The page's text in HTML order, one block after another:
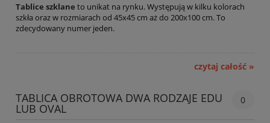
Tablice szklane to unikat na rynku. Występują w kilku kolorach
szkła oraz w rozmiarach od 45x45 cm aż do 200x100 cm. To
zdecydowany numer jeden.
czytaj całość »
TABLICA OBROTOWA DWA RODZAJE EDU
LUB OVAL
0